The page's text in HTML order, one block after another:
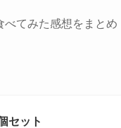
べてみた感想をまとめ
セット